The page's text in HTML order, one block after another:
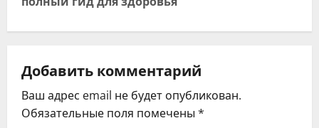
г
а
ц
Добавить комментарий
Ваш адрес email не будет опубликован.
Обязательные поля помечены *